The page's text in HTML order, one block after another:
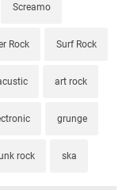
Screamo
Rock Surf Rock
art rock
grunge
rock ska